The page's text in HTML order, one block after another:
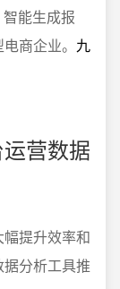
能生成报
商企业。 九
营数据
提升效率和
分析工具推